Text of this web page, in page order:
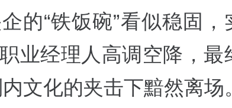
的“铁饭碗”看似稳固，
业经理人高调空降，最
文化的夹击下黯然离场